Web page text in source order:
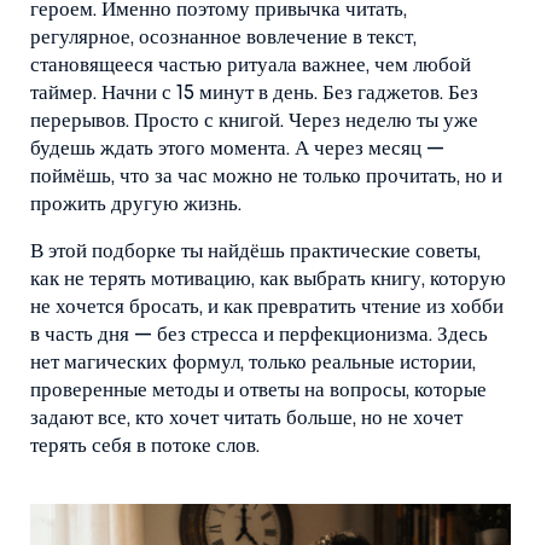
героем. Именно поэтому привычка читать,
регулярное, осознанное вовлечение в текст,
становящееся частью ритуала важнее, чем любой
таймер. Начни с 15 минут в день. Без гаджетов. Без
перерывов. Просто с книгой. Через неделю ты уже
будешь ждать этого момента. А через месяц —
поймёшь, что за час можно не только прочитать, но и
прожить другую жизнь.
В этой подборке ты найдёшь практические советы,
как не терять мотивацию, как выбрать книгу, которую
не хочется бросать, и как превратить чтение из хобби
в часть дня — без стресса и перфекционизма. Здесь
нет магических формул, только реальные истории,
проверенные методы и ответы на вопросы, которые
задают все, кто хочет читать больше, но не хочет
терять себя в потоке слов.